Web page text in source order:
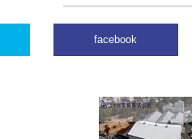
facebook